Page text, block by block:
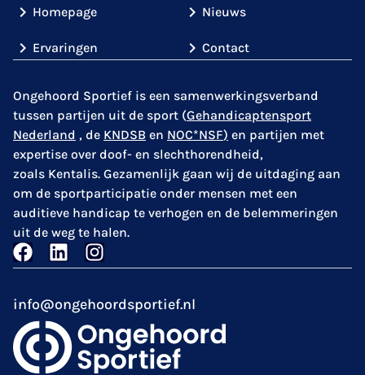
Homepage
Ervaringen
Nieuws
Contact
Ongehoord Sportief is een samenwerkingsverband
tussen partijen uit de sport (Gehandicaptensport
Nederland , de KNDSB en NOC*NSF) en partijen met
expertise over doof- en slechthorendheid,
zoals Kentalis. Gezamenlijk gaan wij de uitdaging aan
om de sportparticipatie onder mensen met een
auditieve handicap te verhogen en de belemmeringen
uit de weg te halen.
info@ongehoordsportief.nl